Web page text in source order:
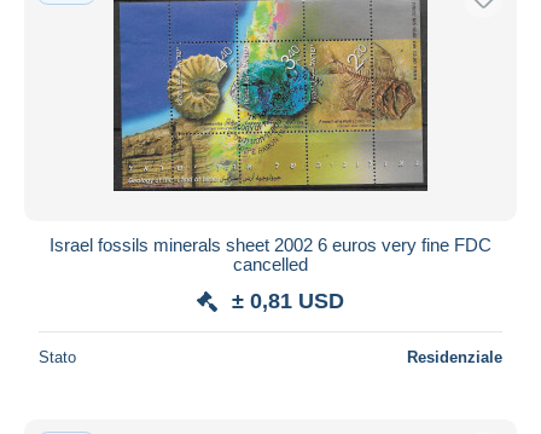
Israel fossils minerals sheet 2002 6 euros very fine FDC
cancelled
± 0,81 USD
Stato Residenziale